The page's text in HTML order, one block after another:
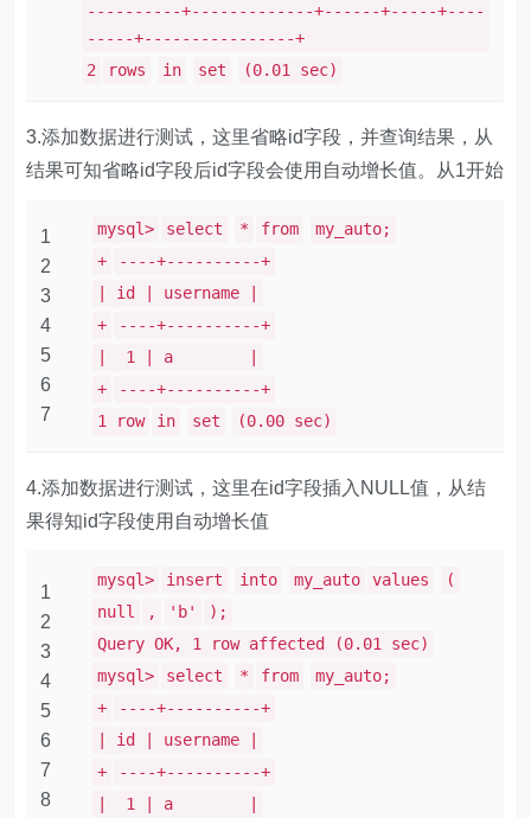
----------+-------------+------+-----+----
-----+----------------+
2
rows in set (0.01 sec)
3.添加数据进行测试，这里省略id字段，并查询结果，从
结果可知省略id字段后id字段会使用自动增长值。从1开始
1
2
3
4
5
6
7
mysql> select * from
my_auto;
+
----+----------+
| id | username |
+
----+----------+
| 1 | a |
+
----+----------+
1 row
in set (0.00 sec)
4.添加数据进行测试，这里在id字段插入NULL值，从结
果得知id字段使用自动增长值
1
2
3
4
5
6
7
8
mysql> insert into my_auto values
(
null
, 'b'
);
Query OK, 1 row affected (0.01 sec)
mysql>
select * from
my_auto;
+
----+----------+
| id | username |
+
----+----------+
| 1 | a |